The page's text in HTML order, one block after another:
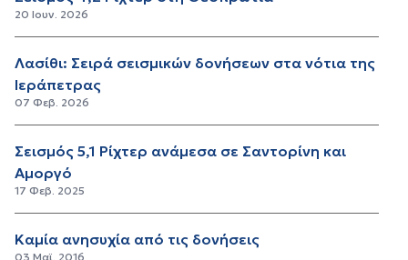
20 Ιουν. 2026
Λασίθι: Σειρά σεισμικών δονήσεων στα νότια της
Ιεράπετρας
07 Φεβ. 2026
Σεισμός 5,1 Ρίχτερ ανάμεσα σε Σαντορίνη και
Αμοργό
17 Φεβ. 2025
Καμία ανησυχία από τις δονήσεις
03 Μαϊ. 2016